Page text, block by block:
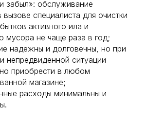
забыл»: обслуживание
вызове специалиста для очистки
активного ила и
мусора не чаще раза в год;
надежны и долговечны, но при
непредвиденной ситуации
приобрести в любом
магазине;
расходы минимальны и